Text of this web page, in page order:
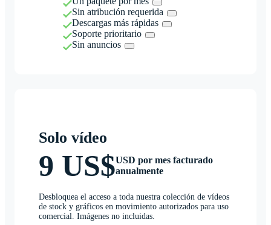
Sin atribución requerida
Descargas más rápidas
Soporte prioritario
Sin anuncios
Solo vídeo
9 US$USD por mes facturado
anualmente
Desbloquea el acceso a toda nuestra colección de vídeos
de stock y gráficos en movimiento autorizados para uso
comercial. Imágenes no incluidas.